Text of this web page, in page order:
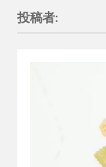
投稿者: